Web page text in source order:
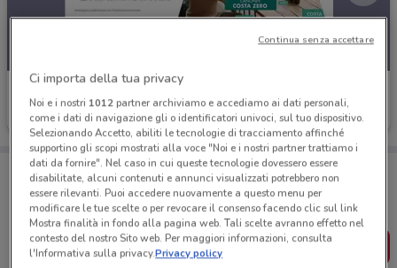
Banco BPM
Scade il 23/09 91 m
Porta DoveConviene sempre con te!
Puoi trovare le migliori offerte dei negozi vicino a te,
salvarle e creare la tua lista del risparmio, comodamente
dal tuo cellulare.
SCARICA L’APP
Ci importa della tua privacy
Noi e i nostri 1012partner archiviamo e accediamo ai dati personali,
come i dati di navigazione gli o identificatori univoci, sul tuo dispositivo.
Selezionando Accetto, abiliti le tecnologie di tracciamento affinché
supportino gli scopi mostrati alla voce "Noi e i nostri partner trattiamo i
dati da fornire". Nel caso in cui queste tecnologie dovessero essere
disabilitate, alcuni contenuti e annunci visualizzati potrebbero non
essere rilevanti. Puoi accedere nuovamente a questo menu per
modificare le tue scelte o per revocare il consenso facendo clic sul link
Mostra finalità in fondo alla pagina web. Tali scelte avranno effetto nel
contesto del nostro Sito web. Per maggiori informazioni, consulta
l'Informativa sulla privacy.Privacy policy
Continua senza accettare